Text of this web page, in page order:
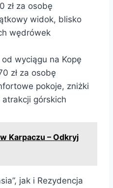
zł za osobę
widok, blisko
wędrówek
wyciągu na Kopę
zł za osobę
pokoje, zniżki
górskich
Karpaczu – Odkryj
jak i Rezydencja